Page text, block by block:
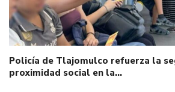
Policía de Tlajomulco refuerza la
proximidad social en la…